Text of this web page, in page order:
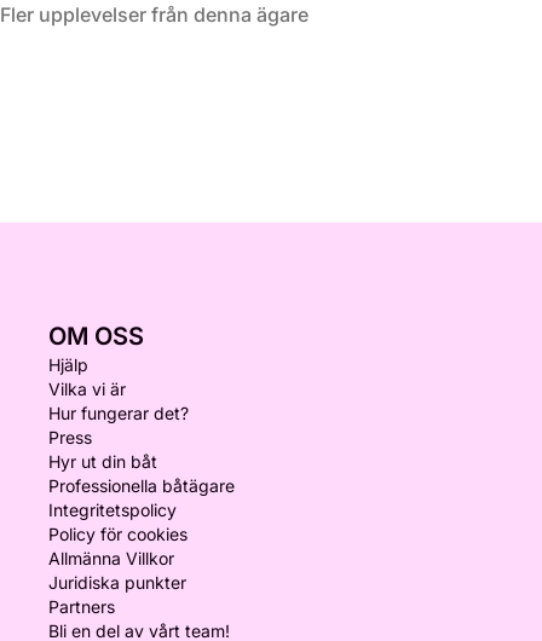
Fler upplevelser från denna ägare
OM OSS
Hjälp
Vilka vi är
Hur fungerar det?
Press
Hyr ut din båt
Professionella båtägare
Integritetspolicy
Policy för cookies
Allmänna Villkor
Juridiska punkter
Partners
Bli en del av vårt team!